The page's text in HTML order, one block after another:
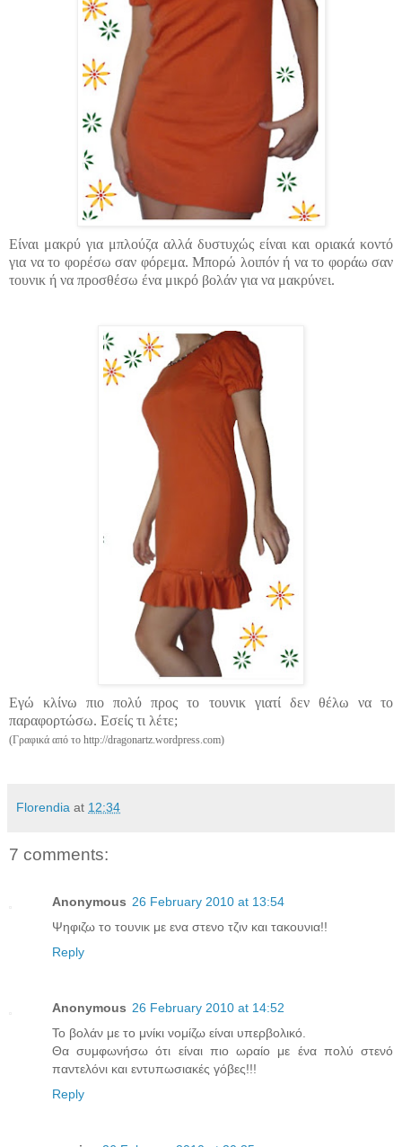
Είναι μακρύ για μπλούζα αλλά δυστυχώς είναι και οριακά κοντό
για να το φορέσω σαν φόρεμα. Μπορώ λοιπόν ή να το φοράω σαν
τουνικ ή να προσθέσω ένα μικρό βολάν για να μακρύνει.
Εγώ κλίνω πιο πολύ προς το τουνικ γιατί δεν θέλω να το
παραφορτώσω. Εσείς τι λέτε;
(Γραφικά από το http://dragonartz.wordpress.com)
Florendia at 12:34
7 comments:
Anonymous 26 February 2010 at 13:54
Ψηφιζω το τουνικ με ενα στενο τζιν και τακουνια!!
Reply
Anonymous 26 February 2010 at 14:52
Το βολάν με το μνίκι νομίζω είναι υπερβολικό.
Θα συμφωνήσω ότι είναι πιο ωραίο με ένα πολύ στενό
παντελόνι και εντυπωσιακές γόβες!!!
Reply